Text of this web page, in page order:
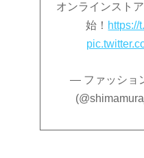
オンラインスト
始！ https://
— ファッショ